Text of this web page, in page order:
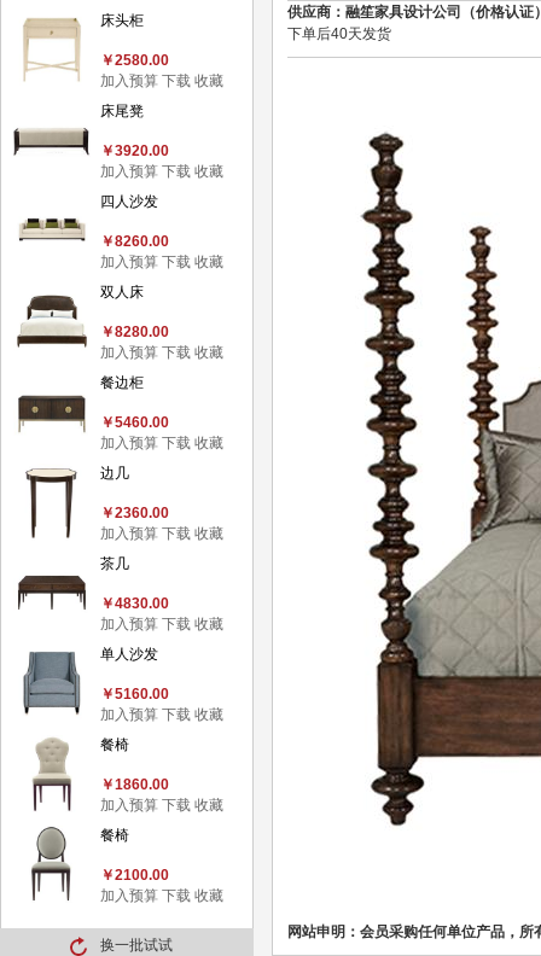
床头柜
￥2580.00
加入预算 下载 收藏
床尾凳
￥3920.00
加入预算 下载 收藏
四人沙发
￥8260.00
加入预算 下载 收藏
双人床
￥8280.00
加入预算 下载 收藏
餐边柜
￥5460.00
加入预算 下载 收藏
边几
￥2360.00
加入预算 下载 收藏
茶几
￥4830.00
加入预算 下载 收藏
单人沙发
￥5160.00
加入预算 下载 收藏
餐椅
￥1860.00
加入预算 下载 收藏
餐椅
￥2100.00
加入预算 下载 收藏
换一批试试
供应商：融笙家具设计公司（价格认
下单后40天发货
网站申明：会员采购任何单位产品，